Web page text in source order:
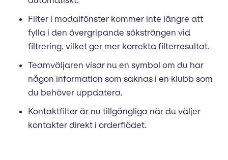
Filter i modalfönster kommer inte längre att
fylla i den övergripande söksträngen vid
filtrering, vilket ger mer korrekta filterresultat.
Teamväljaren visar nu en symbol om du har
någon information som saknas i en klubb som
du behöver uppdatera.
Kontaktfilter är nu tillgängliga när du väljer
kontakter direkt i orderflödet.